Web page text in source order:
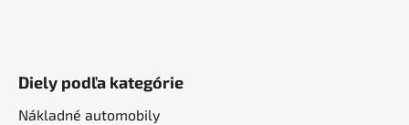
Diely podľa kategórie
Nákladné automobily